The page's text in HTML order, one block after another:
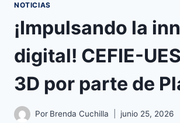
NOTICIAS
¡Impulsando la
digital! CEFIE-
3D por parte de
Por Brenda Cuchilla junio 25, 2026